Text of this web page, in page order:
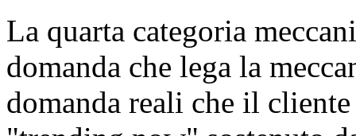
La quarta categoria
domanda che lega la
domanda reali che il